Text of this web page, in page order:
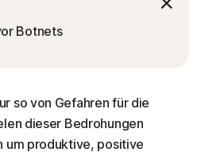
Botnets
so von Gefahren für die
dieser Bedrohungen
um produktive, positive